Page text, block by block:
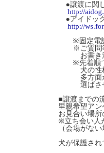
●譲渡に関
http://
●アイドッ
http://
※固定電話
※ご質問等
お書き添
※先着順で
犬の性格
多方面か
選ばさせ
■譲渡までの
里親希望ア
お見合い場所
※立ち会い人
（会場がな
犬が保護さ